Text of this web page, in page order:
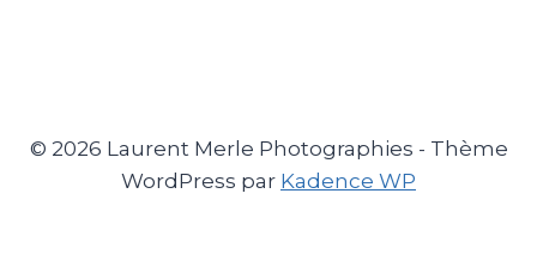
© 2026 Laurent Merle Photographies - Thème
WordPress par Kadence WP